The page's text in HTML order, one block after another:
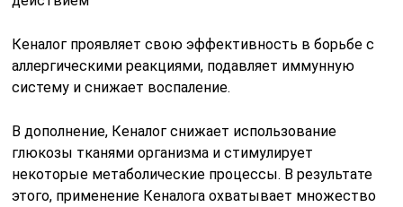
Кеналог проявляет свою эффективность в борьбе с
аллергическими реакциями, подавляет иммунную
систему и снижает воспаление.
В дополнение, Кеналог снижает использование
глюкозы тканями организма и стимулирует
некоторые метаболические процессы. В результате
этого, применение Кеналога охватывает множество